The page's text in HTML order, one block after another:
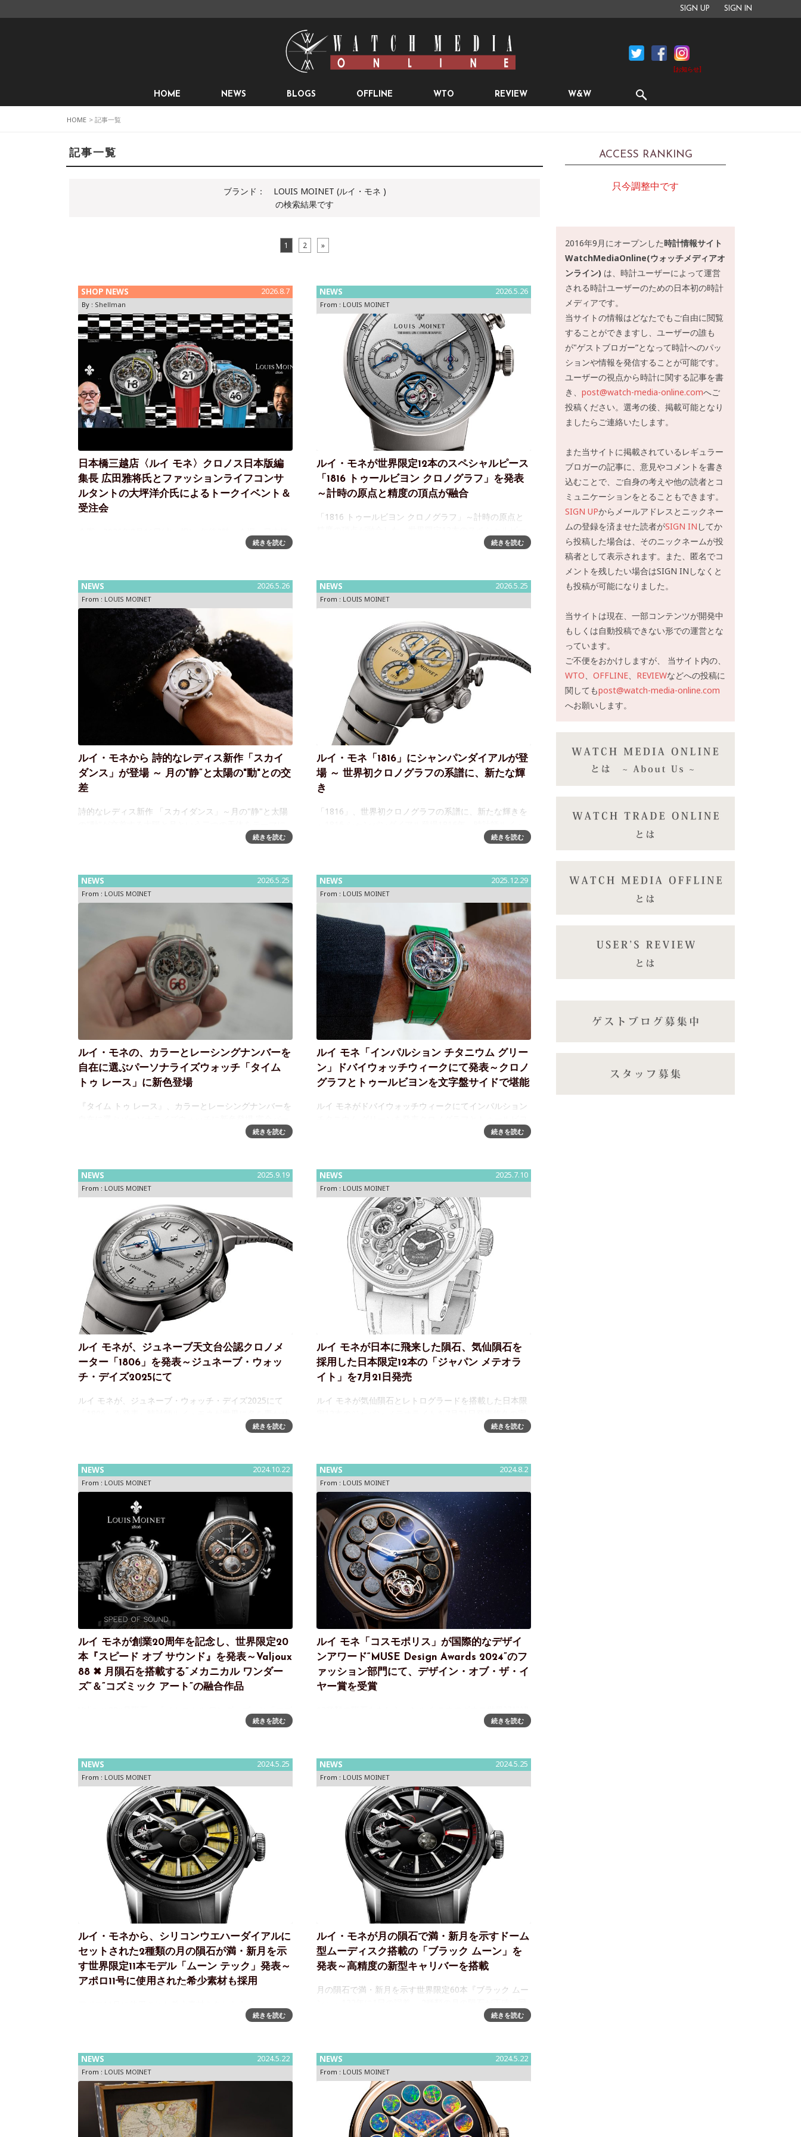
SIGN UP SIGN IN
[お知らせ]
HOME NEWS BLOGS OFFLINE WTO REVIEW W&W
HOME > 記事一覧
記事一覧
ブランド：
LOUIS MOINET (ルイ・モネ )
の検索結果です
1 2 »
SHOP NEWS 2026.8.7
By : Shellman
日本橋三越店〈ルイ モネ〉クロノス日本版編
集長 広田雅将氏とファッションライフコンサ
ルタントの大坪洋介氏によるトークイベント＆
受注会
三越本店 本館6階 ウォッチギャラリー / cal.BAR 2026年
続きを読む
NEWS 2026.5.26
From : LOUIS MOINET
ルイ・モネが世界限定12本のスペシャルピース
「1816 トゥールビヨン クロノグラフ」を発表
～計時の原点と精度の頂点が融合
「1816 トゥールビヨン クロノグラフ」～計時の原点と
ス 1816年、時計師ルイ・モネは世界で初めて「時間を計
続きを読む
NEWS 2026.5.26
From : LOUIS MOINET
ルイ・モネから 詩的なレディス新作「スカイ
ダンス」が登場 ～ 月の"静”と太陽の"動"との交
差
詩的なレディス新作 「スカイダンス」～月の"静"と太陽
したレディス新作スカイダンスを発表いたします。12時
続きを読む
NEWS 2026.5.25
From : LOUIS MOINET
ルイ・モネ「1816」にシャンパンダイアルが登
場 ～ 世界初クロノグラフの系譜に、新たな輝
き
「1816」、世界初クロノグラフの系譜に、新たな輝きを
モネが世界初のクロノグラフを完成させました。その歴
続きを読む
NEWS 2026.5.25
From : LOUIS MOINET
ルイ・モネの、カラーとレーシングナンバーを
自在に選ぶパーソナライズウォッチ「タイム
トゥ レース」に新色登場
『タイム トゥ レース』、カラーとレーシングナンバーを
ソナライズ制を核とするタイム トゥ レースに、新色
続きを読む
NEWS 2025.12.29
From : LOUIS MOINET
ルイ モネ「インパルション チタニウム グリー
ン」ドバイウォッチウィークにて発表～クロノ
グラフとトゥールビヨンを文字盤サイドで堪能
ルイ モネがドバイウォッチウィークにてインパルション
ンが融合したマルチコンプリウォッチに、生命を象徴す
続きを読む
NEWS 2025.9.19
From : LOUIS MOINET
ルイ モネが、ジュネーブ天文台公認クロノメ
ーター「1806」を発表～ジュネーブ・ウォッ
チ・デイズ2025にて
ルイ モネが、ジュネーブ・ウォッチ・デイズ2025にて
た節目の年に由来する、ジュネーブ天文台公認クロノメ
続きを読む
NEWS 2025.7.10
From : LOUIS MOINET
ルイ モネが日本に飛来した隕石、気仙隕石を
採用した日本限定12本の「ジャパン メテオラ
イト」を7月21日発売
ルイ モネが気仙隕石とレトログラードを搭載した日本限
宙旅行から日本に飛来した隕石は運命的に時計へと導か
続きを読む
NEWS 2024.10.22
From : LOUIS MOINET
ルイ モネが創業20周年を記念し、世界限定20
本『スピード オブ サウンド』を発表～Valjoux
88 ✖ 月隕石を搭載する”メカニカル ワンダー
ズ”＆”コズミック アート”の融合作品
ミック アート』が融合した創業20周年記念の20本限定モ
続きを読む
NEWS 2024.8.2
From : LOUIS MOINET
ルイ モネ「コスモポリス」が国際的なデザイ
ンアワード“MUSE Design Awards 2024”のフ
ァッション部門にて、デザイン・オブ・ザ・イ
ヤー賞を受賞
定ウォッチ『コスモポリス』が、“MUSE Design Awards
続きを読む
NEWS 2024.5.25
From : LOUIS MOINET
ルイ・モネから、シリコンウエハーダイアルに
セットされた2種類の月の隕石が満・新月を示
す世界限定11本モデル「ムーン テック」発表～
アポロ11号に使用された希少素材も採用
ック』を発表 シリコンウエハーダイアルにセットした2
続きを読む
NEWS 2024.5.25
From : LOUIS MOINET
ルイ・モネが月の隕石で満・新月を示すドーム
型ムーディスク搭載の「ブラック ムーン」を
発表～高精度の新型キャリバーを搭載
月の隕石で満・新月を示す世界限定60本『ブラック ムー
転する高精度の新型キャリバーを搭載 LOUIS MOINET（
続きを読む
NEWS 2024.5.22
From : LOUIS MOINET
NEWS 2024.5.22
From : LOUIS MOINET
ACCESS RANKING
只今調整中です
2016年9月にオープンした時計情報サイト
WatchMediaOnline(ウォッチメディアオ
ンライン) は、時計ユーザーによって運営
される時計ユーザーのための日本初の時計
メディアです。
当サイトの情報はどなたでもご自由に閲覧
することができますし、ユーザーの誰も
が"ゲストブロガー”となって時計へのパッ
ションや情報を発信することが可能です。
ユーザーの視点から時計に関する記事を書
き、 post@watch-media-online.comへご
投稿ください。選考の後、掲載可能となり
ましたらご連絡いたします。
また当サイトに掲載されているレギュラー
ブロガーの記事に、意見やコメントを書き
込むことで、ご自身の考えや他の読者とコ
ミュニケーションをとることもできます。
SIGN UPからメールアドレスとニックネー
ムの登録を済ませた読者がSIGN IN してか
ら投稿した場合は、そのニックネームが投
稿者として表示されます。また、匿名でコ
メントを残したい場合はSIGN INしなくと
も投稿が可能になりました。
当サイトは現在、一部コンテンツが開発中
もしくは自動投稿できない形での運営とな
っています。
ご不便をおかけしますが、 当サイト内の、
WTO
OFFLINE REVIEWなどへの投稿に
関してもpost@watch-media-online.com
へお願いします。